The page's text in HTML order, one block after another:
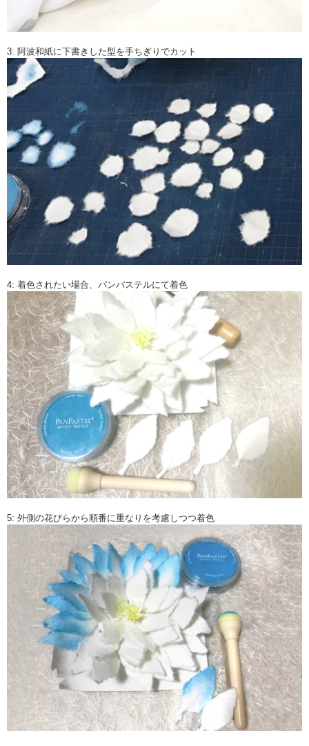
3: 阿波和紙に下書きした型を手ちぎりでカット
4: 着色されたい場合、パンパステルにて着色
5: 外側の花びらから順番に重なりを考慮しつつ着色